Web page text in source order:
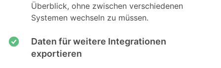
Überblick, ohne zwischen verschiedenen
Systemen wechseln zu müssen.
Daten für weitere Integrationen
exportieren